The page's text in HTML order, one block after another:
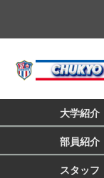
大学紹介
部員紹介
スタッフ